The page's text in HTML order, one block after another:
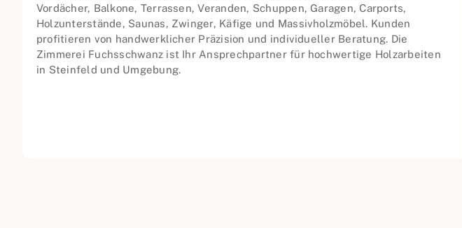
Vordächer, Balkone, Terrassen, Veranden, Schuppen, Garagen, Carports,
Holzunterstände, Saunas, Zwinger, Käfige und Massivholzmöbel. Kunden
profitieren von handwerklicher Präzision und individueller Beratung. Die
Zimmerei Fuchsschwanz ist Ihr Ansprechpartner für hochwertige Holzarbeiten
in Steinfeld und Umgebung.